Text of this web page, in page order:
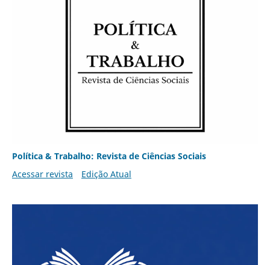
Política & Trabalho: Revista de Ciências Sociais
Acessar revista
Edição Atual